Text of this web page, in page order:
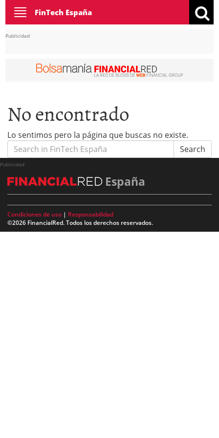
Toggle
navigation
FinTech España
Publicidad
No encontrado
Lo sentimos pero la página que buscas no existe.
Search
for:
Search
Publicidad
España
Condiciones de uso | Responsabilidad
©2026 FinancialRed. Todos los derechos reservados.